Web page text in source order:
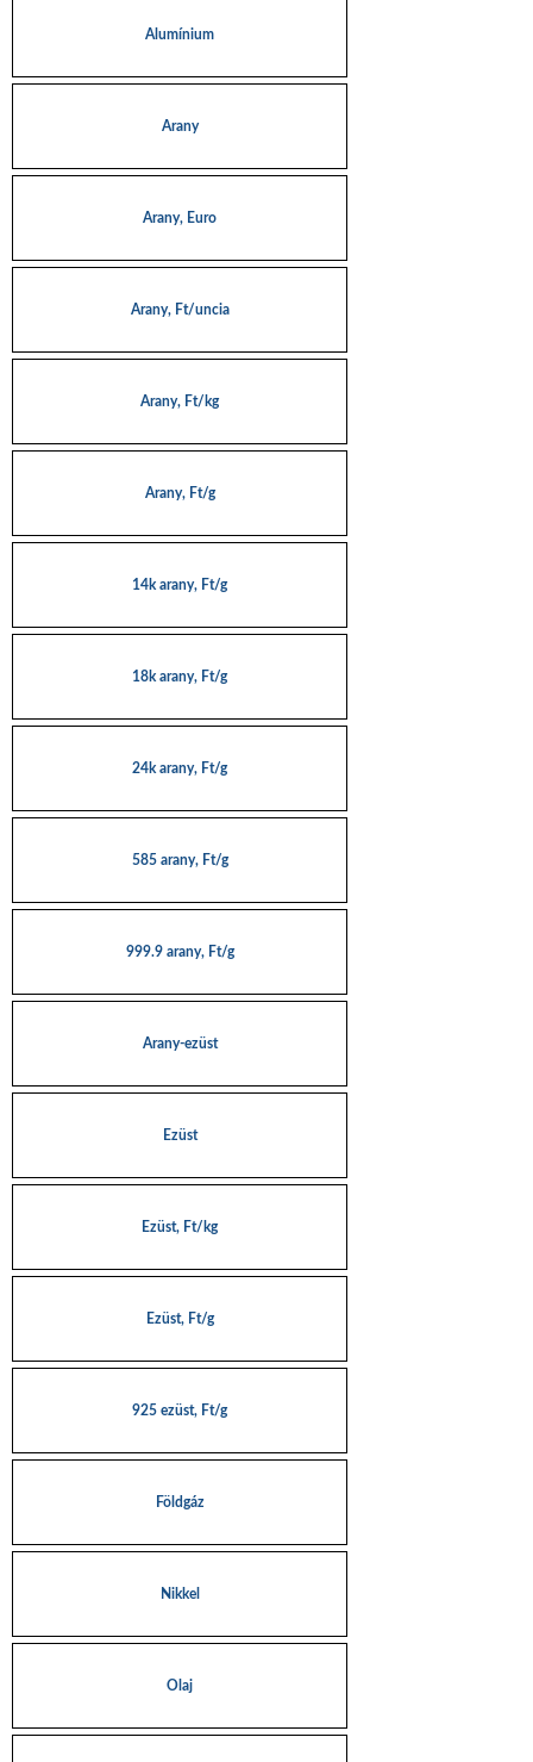
Alumínium
Arany
Arany, Euro
Arany, Ft/uncia
Arany, Ft/kg
Arany, Ft/g
14k arany, Ft/g
18k arany, Ft/g
24k arany, Ft/g
585 arany, Ft/g
999.9 arany, Ft/g
Arany-ezüst
Ezüst
Ezüst, Ft/kg
Ezüst, Ft/g
925 ezüst, Ft/g
Földgáz
Nikkel
Olaj